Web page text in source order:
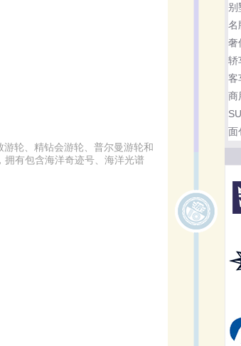
轮、精钻会游轮、普尔曼游轮和
有包含海洋奇迹号、海洋光谱
别
名
奢
轿
客
商
面